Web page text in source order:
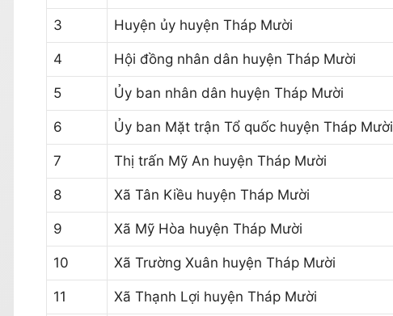
3 Huyện ủy huyện Tháp Mười
4 Hội đồng nhân dân huyện Tháp Mười
5 Ủy ban nhân dân huyện Tháp Mười
6 Ủy ban Mặt trận Tổ quốc huyện Tháp Mười
7 Thị trấn Mỹ An huyện Tháp Mười
8 Xã Tân Kiều huyện Tháp Mười
9 Xã Mỹ Hòa huyện Tháp Mười
10 Xã Trường Xuân huyện Tháp Mười
11 Xã Thạnh Lợi huyện Tháp Mười